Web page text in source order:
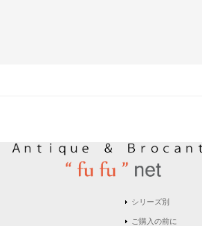
シリーズ別
ご購入の前に